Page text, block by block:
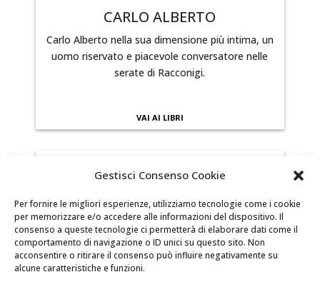
Gestisci Consenso Cookie
Per fornire le migliori esperienze, utilizziamo tecnologie come i cookie
per memorizzare e/o accedere alle informazioni del dispositivo. Il
consenso a queste tecnologie ci permetterà di elaborare dati come il
comportamento di navigazione o ID unici su questo sito. Non
acconsentire o ritirare il consenso può influire negativamente su
alcune caratteristiche e funzioni.
CARLO ALBERTO
Carlo Alberto nella sua dimensione più intima, un
uomo riservato e piacevole conversatore nelle
serate di Racconigi.
VAI AI LIBRI
CUCINA e PIANTE
Alla scoperta dell’arte culinaria piemontese e dei
prodotti del territorio. L’Ottocento è un periodo
di novità alimentari tra cui i famosi agnolotti.